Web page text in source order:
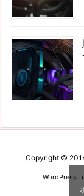
Copyright ©
WordPress